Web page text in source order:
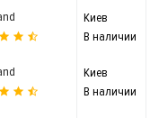
Киев
В наличии
Киев
В наличии